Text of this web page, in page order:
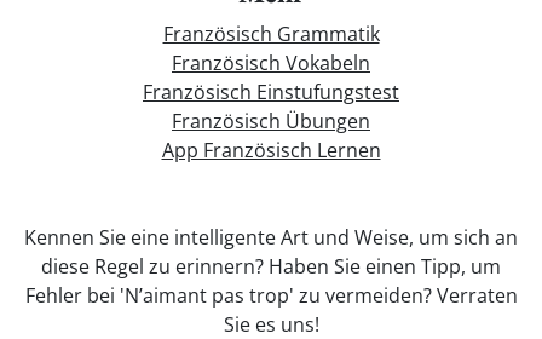
Französisch Grammatik
Französisch Vokabeln
Französisch Einstufungstest
Französisch Übungen
App Französisch Lernen
Kennen Sie eine intelligente Art und Weise, um sich an
diese Regel zu erinnern? Haben Sie einen Tipp, um
Fehler bei 'N’aimant pas trop' zu vermeiden? Verraten
Sie es uns!